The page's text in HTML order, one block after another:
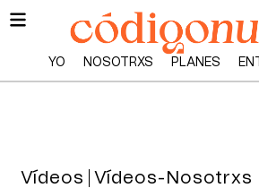
YO NOSOTRXS PLANES
Vídeos Vídeos-Nosotrxs